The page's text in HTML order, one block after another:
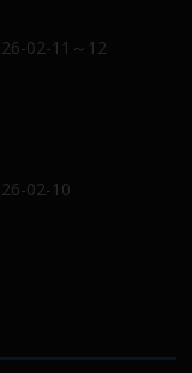
02-11～12
02-10